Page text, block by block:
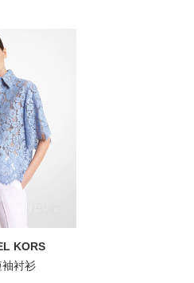
KORS
衬衫